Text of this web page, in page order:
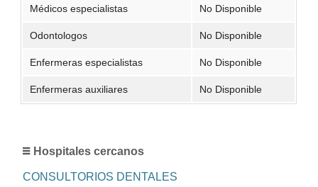
Médicos especialistas No Disponible
Odontologos No Disponible
Enfermeras especialistas No Disponible
Enfermeras auxiliares No Disponible
Hospitales cercanos
CONSULTORIOS DENTALES